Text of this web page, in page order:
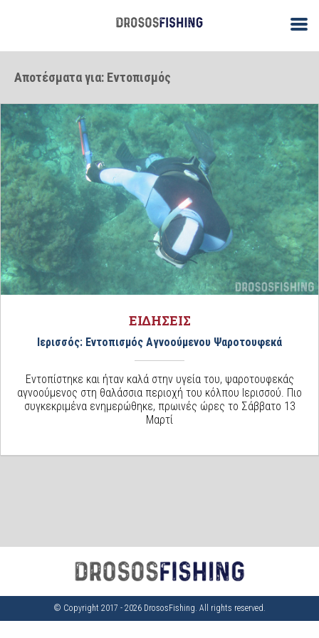
Αποτέσματα για: Εντοπισμός
ΕΙΔΗΣΕΙΣ
Ιερισσός: Εντοπισμός Αγνοούμενου Ψαροτουφεκά
Εντοπίστηκε και ήταν καλά στην υγεία του, ψαροτουφεκάς
αγνοούμενος στη θαλάσσια περιοχή του κόλπου Ιερισσού. Πιο
συγκεκριμένα ενημερώθηκε, πρωινές ώρες το Σάββατο 13
Μαρτί
© Copyright 2017 - 2026 DrososFishing. All rights reserved.